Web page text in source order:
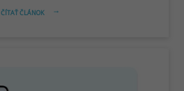
arrow_right_alt
ČÍTAŤ ČLÁNOK